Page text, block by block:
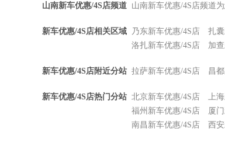
山南新车优惠/4S店频道 山南新车优惠/4S店频道
新车优惠/4S店相关区域 乃东新车优惠/4S店 扎
洛扎新车优惠/4S店
加
新车优惠/4S店附近分站 拉萨新车优惠/4S店 昌
新车优惠/4S店热门分站 北京新车优惠/4S店 上
福州新车优惠/4S店
厦
南昌新车优惠/4S店
西